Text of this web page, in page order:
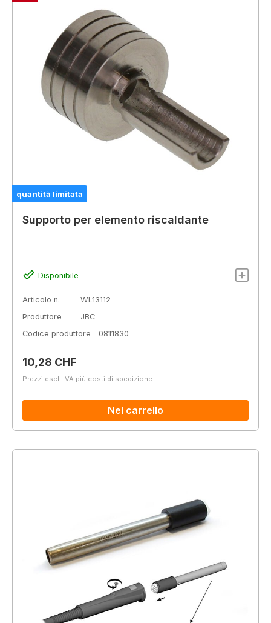
quantità limitata
Supporto per elemento riscaldante
Disponibile
Articolo n.
WL13112
Produttore
JBC
Codice produttore
0811830
Prezzo normale:
10,28 CHF
Prezzi escl. IVA più costi di spedizione
Nel carrello